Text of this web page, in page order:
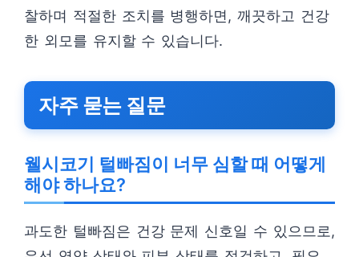
찰하며 적절한 조치를 병행하면, 깨끗하고 건강
한 외모를 유지할 수 있습니다.
자주 묻는 질문
웰시코기 털빠짐이 너무 심할 때 어떻게
해야 하나요?
과도한 털빠짐은 건강 문제 신호일 수 있으므로,